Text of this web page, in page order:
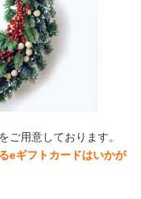
ご用意しております。
eギフトカードはいかが